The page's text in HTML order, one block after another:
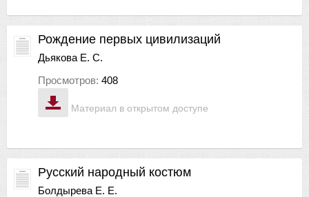
Материал в открытом доступе
Рождение первых цивилизаций
Дьякова Е. С.
Просмотров: 408
Русский народный костюм
Болдырева Е. Е.